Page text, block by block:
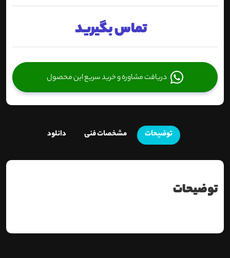
تماس بگیرید
دریافت مشاوره و خرید سریع این محصول
توضیحات مشخصات فنی دانلود
توضیحات